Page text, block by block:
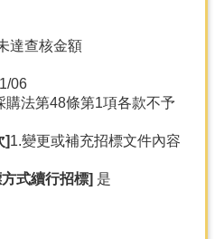
達查核金額
06
購法第48條第1項各款不予
]1.變更或補充招標文件內容
式續行招標] 是